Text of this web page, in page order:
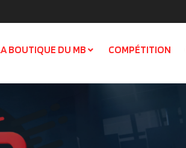
BOUTIQUE DU MB COMPÉTITION